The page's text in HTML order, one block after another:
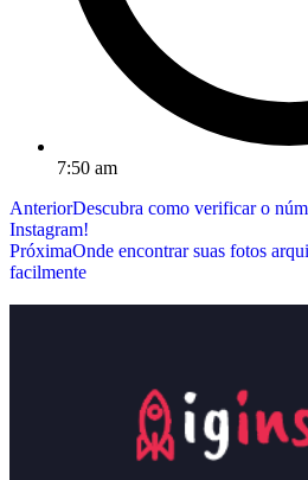
7:50 am
AnteriorDescubra como verificar o
Instagram!
PróximaOnde encontrar suas fotos
facilmente